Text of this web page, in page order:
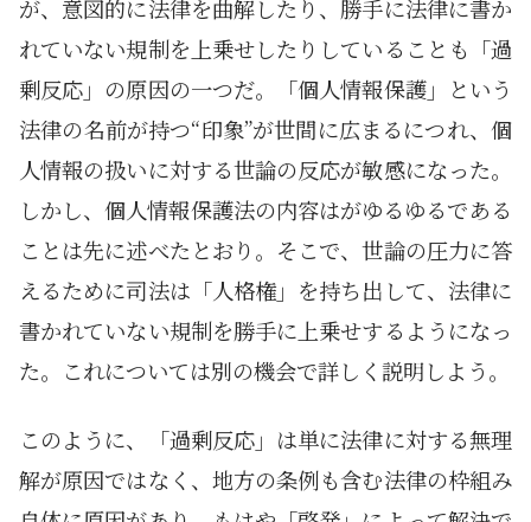
が、意図的に法律を曲解したり、勝手に法律に書か
れていない規制を上乗せしたりしていることも「過
剰反応」の原因の一つだ。「個人情報保護」という
法律の名前が持つ“印象”が世間に広まるにつれ、個
人情報の扱いに対する世論の反応が敏感になった。
しかし、個人情報保護法の内容はがゆるゆるである
ことは先に述べたとおり。そこで、世論の圧力に答
えるために司法は「人格権」を持ち出して、法律に
書かれていない規制を勝手に上乗せするようになっ
た。これについては別の機会で詳しく説明しよう。
このように、「過剰反応」は単に法律に対する無理
解が原因ではなく、地方の条例も含む法律の枠組み